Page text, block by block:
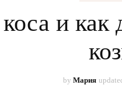
и как
by Мария